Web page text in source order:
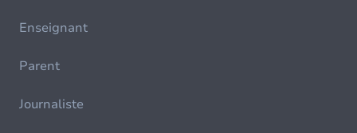
Enseignant
Parent
Journaliste